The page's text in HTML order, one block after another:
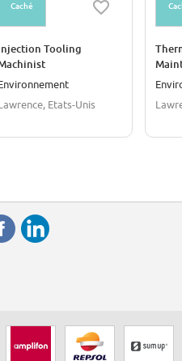
Caché
Tooling
Etats-Unis
(12-